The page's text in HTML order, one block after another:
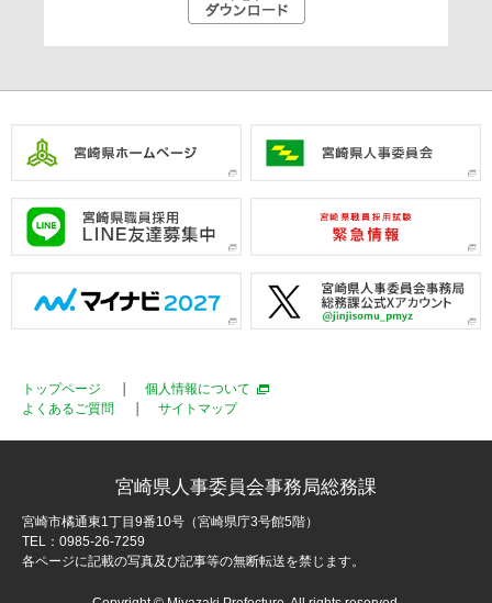
トップページ
個人情報について
よくあるご質問
サイトマップ
宮崎県人事委員会事務局総務課
宮崎市橘通東1丁目9番10号（宮崎県庁3号館5階）
TEL：0985-26-7259
各ページに記載の写真及び記事等の無断転送を禁じます。